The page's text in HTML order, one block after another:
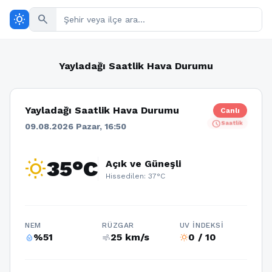
wb_sunny search
Yayladağı Saatlik Hava Durumu
Yayladağı Saatlik Hava Durumu
09.08.2026 Pazar, 16:50
Canlı
scheduleSaatlik
wb_sunny35°C Açık ve Güneşli
Hissedilen: 37°C
NEM
humidity_percentage%51
RÜZGAR
air25 km/s
UV İNDEKSI
wb_sunny0 / 10